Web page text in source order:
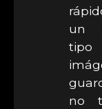
un
tipo
no